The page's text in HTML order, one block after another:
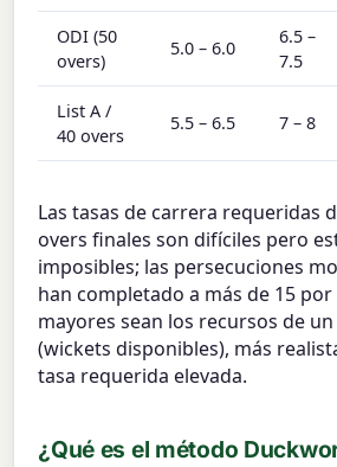
ODI (50
overs)
5.0 – 6.0
6.5 –
7.5
List A /
40 overs
5.5 – 6.5 7 – 8
Las tasas de carrera requeridas
overs finales son difíciles pero
imposibles; las persecuciones
han completado a más de 15 por
mayores sean los recursos de
(wickets disponibles), más
tasa requerida elevada.
¿Qué es el método